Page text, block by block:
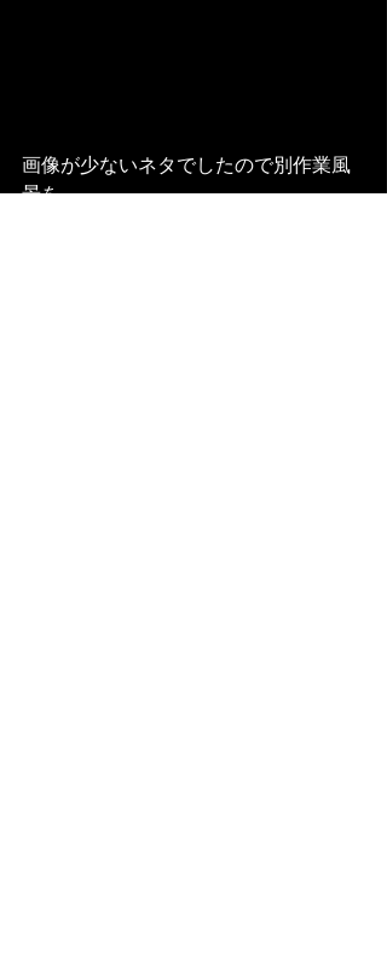
画像が少ないネタでしたので別作業風
景を。